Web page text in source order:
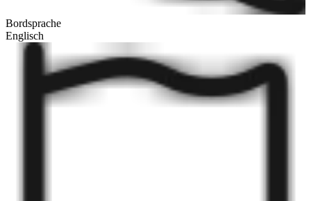
Bordsprache
Englisch